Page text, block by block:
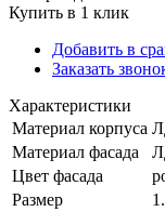
Купить в 1 клик
Добавить в
Заказать
Характеристики
Материал корпуса
Материал фасада
Цвет фасада
Размер